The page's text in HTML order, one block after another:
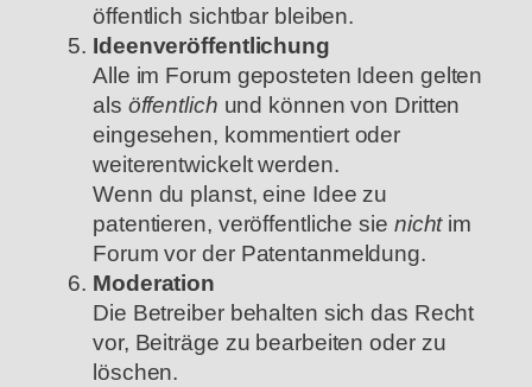
öffentlich sichtbar bleiben.
Ideenveröffentlichung
Alle im Forum geposteten Ideen gelten
als öffentlich und können von Dritten
eingesehen, kommentiert oder
weiterentwickelt werden.
Wenn du planst, eine Idee zu
patentieren, veröffentliche sie nichtim
Forum vor der Patentanmeldung.
Moderation
Die Betreiber behalten sich das Recht
vor, Beiträge zu bearbeiten oder zu
löschen.